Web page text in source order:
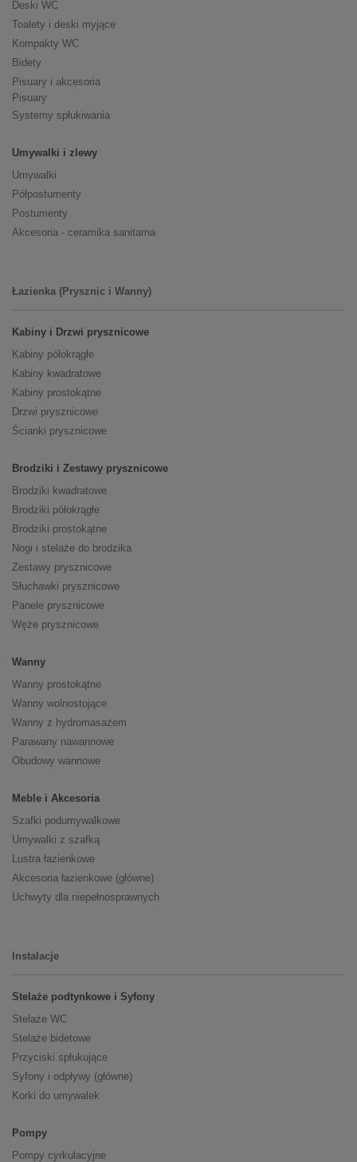
Deski WC
Toalety i deski myjące
Kompakty WC
Bidety
Pisuary i akcesoria
Pisuary
Systemy spłukiwania
Umywalki i zlewy
Umywalki
Półpostumenty
Postumenty
Akcesoria - ceramika sanitarna
Łazienka (Prysznic i Wanny)
Kabiny i Drzwi prysznicowe
Kabiny półokrągłe
Kabiny kwadratowe
Kabiny prostokątne
Drzwi prysznicowe
Ścianki prysznicowe
Brodziki i Zestawy prysznicowe
Brodziki kwadratowe
Brodziki półokrągłe
Brodziki prostokątne
Nogi i stelaże do brodzika
Zestawy prysznicowe
Słuchawki prysznicowe
Panele prysznicowe
Węże prysznicowe
Wanny
Wanny prostokątne
Wanny wolnostojące
Wanny z hydromasażem
Parawany nawannowe
Obudowy wannowe
Meble i Akcesoria
Szafki podumywalkowe
Umywalki z szafką
Lustra łazienkowe
Akcesoria łazienkowe (główne)
Uchwyty dla niepełnosprawnych
Instalacje
Stelaże podtynkowe i Syfony
Stelaże WC
Stelaże bidetowe
Przyciski spłukujące
Syfony i odpływy (główne)
Korki do umywalek
Pompy
Pompy cyrkulacyjne